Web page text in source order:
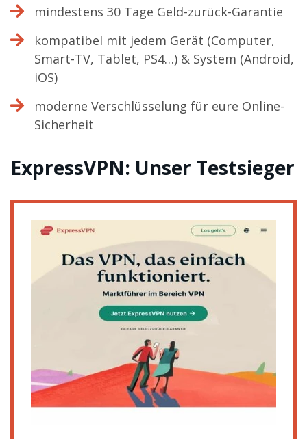
mindestens 30 Tage Geld-zurück-Garantie
kompatibel mit jedem Gerät (Computer,
Smart-TV, Tablet, PS4…) & System (Android,
iOS)
moderne Verschlüsselung für eure Online-
Sicherheit
ExpressVPN: Unser Testsieger